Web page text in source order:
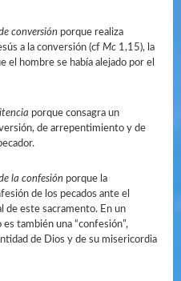
conversión porque realiza
a la conversión (cf Mc 1,15), la
el hombre se había alejado por el
porque consagra un
de arrepentimiento y de
la confesión porque la
de los pecados ante el
de este sacramento. En un
también una “confesión”,
de Dios y de su misericordia